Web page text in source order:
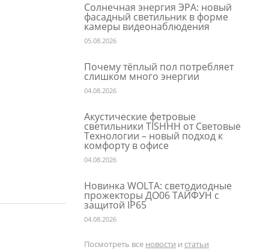
Солнечная энергия ЭРА: новый
фасадный светильник в форме
камеры видеонаблюдения
05.08.2026
Почему тёплый пол потребляет
слишком много энергии
04.08.2026
Акустические фетровые
светильники TISHHH от Световые
Технологии – новый подход к
комфорту в офисе
04.08.2026
Новинка WOLTA: светодиодные
прожекторы ДО06 ТАЙФУН с
защитой IP65
04.08.2026
Посмотреть все новости и статьи